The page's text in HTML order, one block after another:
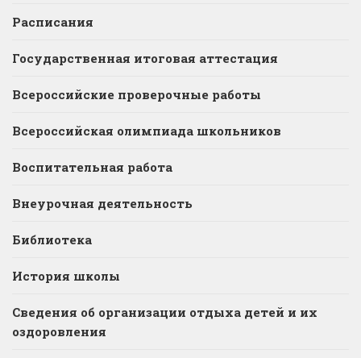
Расписания
Государственная итоговая аттестация
Всероссийские проверочные работы
Всероссийская олимпиада школьников
Воспитательная работа
Внеурочная деятельность
Библиотека
История школы
Сведения об организации отдыха детей и их
оздоровления